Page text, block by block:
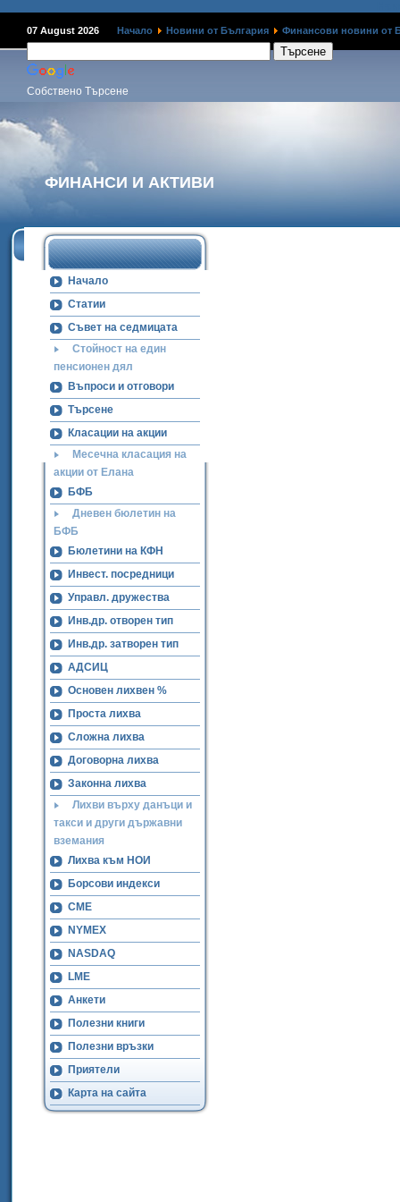
07 August 2026 Начало Новини от България Финансови новини от
Собствено Търсене
ФИНАНСИ И АКТИВИ
Начало
Статии
Съвет на седмицата
Стойност на един
пенсионен дял
Въпроси и отговори
Търсене
Класации на акции
Месечна класация на
акции от Елана
БФБ
Дневен бюлетин на
БФБ
Бюлетини на КФН
Инвест. посредници
Управл. дружества
Инв.др. отворен тип
Инв.др. затворен тип
АДСИЦ
Основен лихвен %
Проста лихва
Сложна лихва
Договорна лихва
Законна лихва
Лихви върху данъци и
такси и други държавни
вземания
Лихва към НОИ
Борсови индекси
CME
NYMEX
NASDAQ
LME
Анкети
Полезни книги
Полезни връзки
Приятели
Карта на сайта